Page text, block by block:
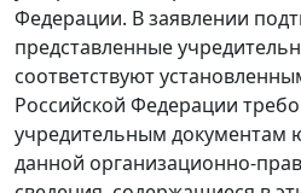
Федерации. В заявлении
представленные
соответствуют
Российской Федерации
учредительным документам
данной организационно-